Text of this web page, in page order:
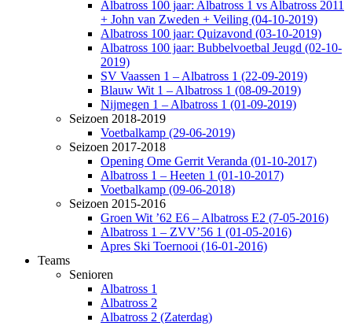
Albatross 100 jaar: Albatross 1 vs Albatross 2011
+ John van Zweden + Veiling (04-10-2019)
Albatross 100 jaar: Quizavond (03-10-2019)
Albatross 100 jaar: Bubbelvoetbal Jeugd (02-10-
2019)
SV Vaassen 1 – Albatross 1 (22-09-2019)
Blauw Wit 1 – Albatross 1 (08-09-2019)
Nijmegen 1 – Albatross 1 (01-09-2019)
Seizoen 2018-2019
Voetbalkamp (29-06-2019)
Seizoen 2017-2018
Opening Ome Gerrit Veranda (01-10-2017)
Albatross 1 – Heeten 1 (01-10-2017)
Voetbalkamp (09-06-2018)
Seizoen 2015-2016
Groen Wit ’62 E6 – Albatross E2 (7-05-2016)
Albatross 1 – ZVV’56 1 (01-05-2016)
Apres Ski Toernooi (16-01-2016)
Teams
Senioren
Albatross 1
Albatross 2
Albatross 2 (Zaterdag)